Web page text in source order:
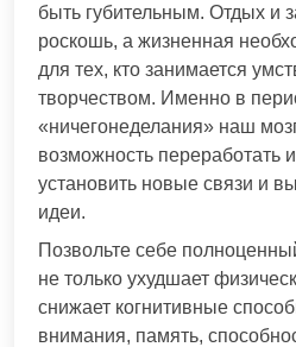
быть губительным. Отдых и
роскошь, а жизненная
для тех, кто занимается
творчеством. Именно в
«ничегонеделания» наш
возможность переработать
установить новые связи и
идеи.
Позвольте себе
не только ухудшает
снижает когнитивные
внимания, память,